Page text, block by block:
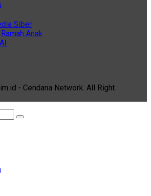
Siber
Anak
- Cendana Network. All Right